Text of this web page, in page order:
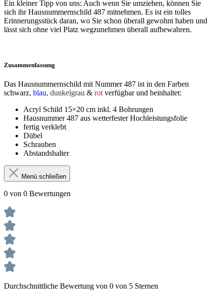
Ein kleiner Tipp von uns: Auch wenn Sie umziehen, können Sie
sich ihr Hausnummernschild 487 mitnehmen. Es ist ein tolles
Erinnerungsstück daran, wo Sie schon überall gewohnt haben und
lässt sich ohne viel Platz wegzunehmen überall aufbewahren.
Zusammenfassung
Das Hausnummernschild mit Nummer 487 ist in den Farben
schwarz, blau, dunkelgrau & rot verfügbar und beinhaltet:
Acryl Schild 15×20 cm inkl. 4 Bohrungen
Hausnummer 487 aus wetterfester Hochleistungsfolie
fertig verklebt
Dübel
Schrauben
Abstandshalter
Menü schließen
0 von 0 Bewertungen
Durchschnittliche Bewertung von 0 von 5 Sternen